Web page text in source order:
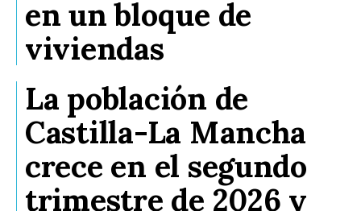
en un bloque de
viviendas
La población de
Castilla-La Mancha
crece en el segundo
trimestre de 2026 y